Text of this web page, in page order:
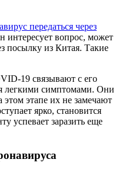
передаться через
интересует вопрос, может
посылку из Китая. Такие
19 связывают с его
легкими симптомами. Они
этапе их не замечают
ярко, становится
успевает заразить еще